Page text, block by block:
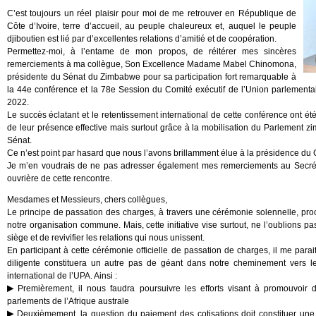
C’est toujours un réel plaisir pour moi de me retrouver en République de
Côte d’Ivoire, terre d’accueil, au peuple chaleureux et, auquel le peuple
djiboutien est lié par d’excellentes relations d’amitié et de coopération.
Permettez-moi, à l’entame de mon propos, de réitérer mes sincères
remerciements à ma collègue, Son Excellence Madame Mabel Chinomona,
présidente du Sénat du Zimbabwe pour sa participation fort remarquable à
la 44e conférence et la 78e Session du Comité exécutif de l’Union
2022.
Le succès éclatant et le retentissement international de cette conférence ont
de leur présence effective mais surtout grâce à la mobilisation du Parlement
Sénat.
Ce n’est point par hasard que nous l’avons brillamment élue à la présidence du
Je m’en voudrais de ne pas adresser également mes remerciements au
ouvrière de cette rencontre.
Mesdames et Messieurs, chers collègues,
Le principe de passation des charges, à travers une cérémonie solennelle,
notre organisation commune. Mais, cette initiative vise surtout, ne l’oublions
siège et de revivifier les relations qui nous unissent.
En participant à cette cérémonie officielle de passation de charges, il me
diligente constituera un autre pas de géant dans notre cheminement vers
international de l’UPA. Ainsi :
Premièrement, il nous faudra poursuivre les efforts visant à promouvoir
parlements de l’Afrique australe
Deuxièmement, la question du paiement des cotisations doit constituer